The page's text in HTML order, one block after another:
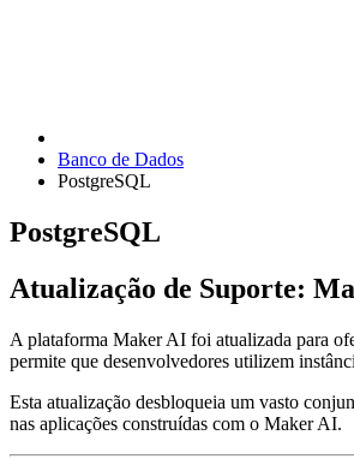
Banco de Dados
PostgreSQL
PostgreSQL
Atualização de Suporte:
A plataforma Maker AI foi atualizada para
permite que desenvolvedores utilizem
Esta atualização desbloqueia um vasto
nas aplicações construídas com o Maker AI.